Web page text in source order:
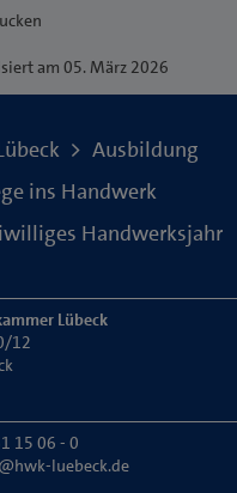
am 05. März 2026
Ausbildung
ins Handwerk
Handwerksjahr
Lübeck
12
15 06 - 0
luebeck.de